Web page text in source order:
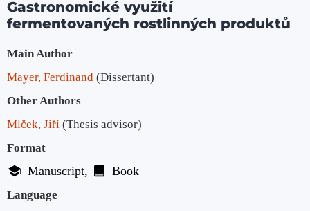
Gastronomické využití
fermentovaných rostlinných produktů
Bibliographic Details
Main Author
Mayer, Ferdinand (Dissertant)
Other Authors
Mlček, Jiří (Thesis advisor)
Format
Manuscript Book
Language